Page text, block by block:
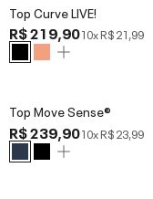
Top Curve LIVE!
R$ 219,9010xR$ 21,99
Top Move Sense®
R$ 239,9010xR$ 23,99